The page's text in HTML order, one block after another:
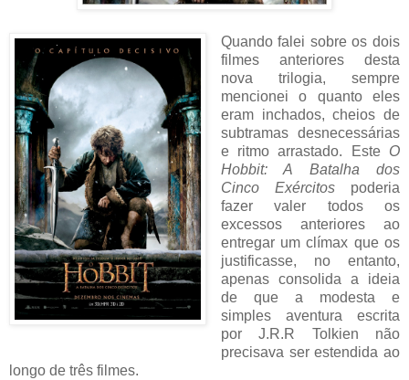
Quando falei sobre os dois
filmes anteriores desta
nova trilogia, sempre
mencionei o quanto eles
eram inchados, cheios de
subtramas desnecessárias
e ritmo arrastado. Este O
Hobbit: A Batalha dos
Cinco Exércitospoderia
fazer valer todos os
excessos anteriores ao
entregar um clímax que os
justificasse, no entanto,
apenas consolida a ideia
de que a modesta e
simples aventura escrita
por J.R.R Tolkien não
precisava ser estendida ao
longo de três filmes.